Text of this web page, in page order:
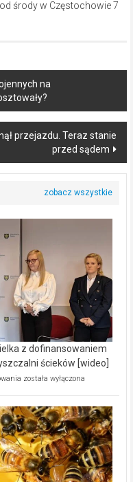
na
przejazdu. Teraz stanie
przed sądem
z dofinansowaniem
ścieków [wideo]
Ekologiczne
Wręczyca
Wielka
z
dofinansowaniem
ponad
15,6
mln
została wyłączona